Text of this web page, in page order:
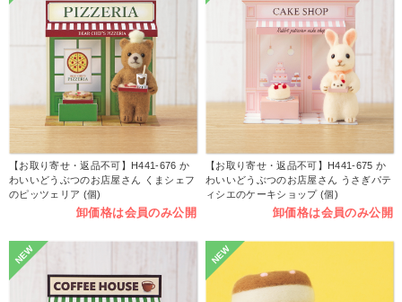
【お取り寄せ・返品不可】H441-676 か
わいいどうぶつのお店屋さん くまシェフ
のピッツェリア (個)
卸価格は会員のみ公開
【お取り寄せ・返品不可】H441-675 か
わいいどうぶつのお店屋さん うさぎパテ
ィシエのケーキショップ (個)
卸価格は会員のみ公開
NEW NEW